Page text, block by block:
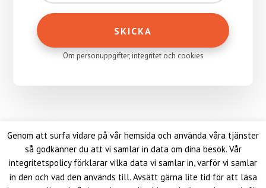
Om personuppgifter, integritet och cookies
FACEBOOK TWITTER LINKEDIN
Genom att surfa vidare på vår hemsida och använda våra tjänster
så godkänner du att vi samlar in data om dina besök. Vår
integritetspolicy förklarar vilka data vi samlar in, varför vi samlar
in den och vad den används till. Avsätt gärna lite tid för att läsa